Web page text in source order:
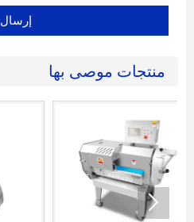
إرسال
منتجات موصى بها
